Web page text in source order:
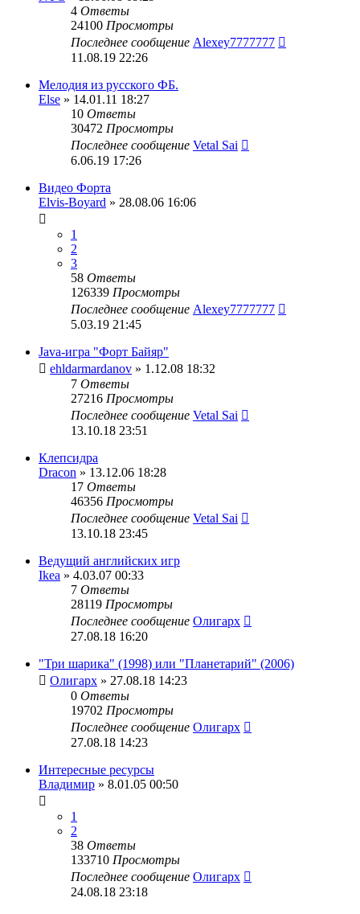
4 Ответы
24100 Просмотры
Последнее сообщение Alexey7777777
11.08.19 22:26
Мелодия из русского ФБ.
Else » 14.01.11 18:27
10 Ответы
30472 Просмотры
Последнее сообщение Vetal Sai
6.06.19 17:26
Видео Форта
Elvis-Boyard » 28.08.06 16:06
1
2
3
58 Ответы
126339 Просмотры
Последнее сообщение Alexey7777777
5.03.19 21:45
Java-игра "Форт Байяр"
ehldarmardanov » 1.12.08 18:32
7 Ответы
27216 Просмотры
Последнее сообщение Vetal Sai
13.10.18 23:51
Клепсидра
Dracon » 13.12.06 18:28
17 Ответы
46356 Просмотры
Последнее сообщение Vetal Sai
13.10.18 23:45
Ведущий английских игр
Ikea » 4.03.07 00:33
7 Ответы
28119 Просмотры
Последнее сообщение Олигарх
27.08.18 16:20
"Три шарика" (1998) или "Планетарий" (2006)
Олигарх » 27.08.18 14:23
0 Ответы
19702 Просмотры
Последнее сообщение Олигарх
27.08.18 14:23
Интересные ресурсы
Владимир » 8.01.05 00:50
1
2
38 Ответы
133710 Просмотры
Последнее сообщение Олигарх
24.08.18 23:18